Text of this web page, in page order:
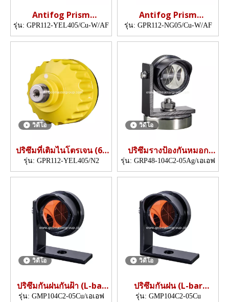
Antifog Prism
(5",copper-coated)
รุ่น: GPR112-YEL405/Cu-W/AF
Antifog Prism
(62mm,5",copper-
coated)
รุ่น: GPR112-NG05/Cu-W/AF
วิดีโอ
ปริซึมที่เติมไนโตรเจน (62
มม., 5 ')
รุ่น: GPR112-YEL405/N2
วิดีโอ
ปริซึมรางป้องกันหมอก
(ฐาน 48 มม.)
รุ่น: GRP48-104C2-05Ag/เอเอฟ
วิดีโอ
ปริซึมกันฝนกันฝ้า (L-bar
GMP104,25.4mm)
รุ่น: GMP104C2-05Cu/เอเอฟ
วิดีโอ
ปริซึมกันฝน (L-bar
GMP104,25.4mm)
รุ่น: GMP104C2-05Cu